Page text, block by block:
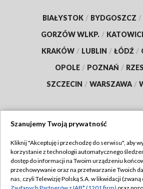
BIAŁYSTOK / BYDGOSZCZ /
GORZÓW WLKP. /
KRAKÓW / LUBLIN / ŁÓDŹ /
OPOLE / POZNAŃ /
SZCZECIN / WARSZAWA /
TVP
Abonament TVP
Emisja w TVP
Regulamin TVP
Szanujemy Twoją prywatność
Kliknij "Akceptuję i przechodzę do serwisu", aby
korzystanie z technologii automatycznego
dostęp do informacji na Twoim urządzeniu
przechowywanie oraz na przetwarzanie Twoich
nas, czyli Telewizję Polską S.A. w likwidacji (zwaną